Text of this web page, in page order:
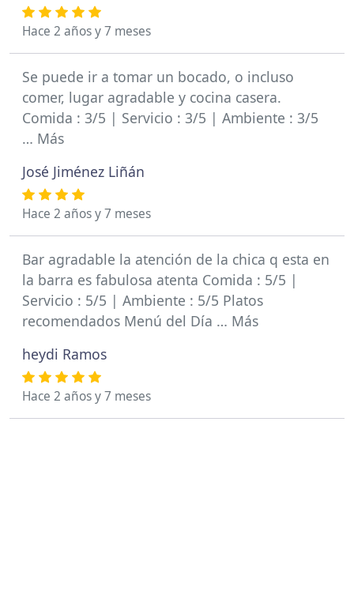
Hace 2 años y 7 meses
Se puede ir a tomar un bocado, o incluso
comer, lugar agradable y cocina casera.
Comida : 3/5 | Servicio : 3/5 | Ambiente : 3/5
… Más
José Jiménez Liñán
Hace 2 años y 7 meses
Bar agradable la atención de la chica q esta en
la barra es fabulosa atenta Comida : 5/5 |
Servicio : 5/5 | Ambiente : 5/5 Platos
recomendados Menú del Día … Más
heydi Ramos
Hace 2 años y 7 meses